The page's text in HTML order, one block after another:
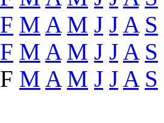
F M A M J J A S
F M A M J J A S
F M A M J J A S